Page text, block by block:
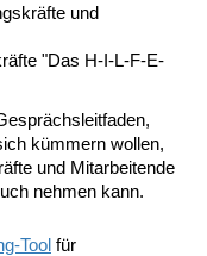
und
"Das H-I-L-F-E-
kümmern wollen,
und Mitarbeitende
nehmen kann.
Tool für